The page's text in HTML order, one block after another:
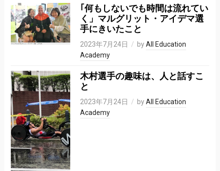
｢何もしないでも時間は流れてい
く」マルグリット・アイデマ選
手にきいたこと
2023年7月24日 byAll Education
Academy
木村選手の趣味は、人と話すこ
と
2023年7月24日 byAll Education
Academy